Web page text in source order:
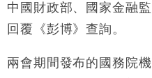
中國財政部、國家金融
回覆《彭博》查詢。
兩會期間發布的國務院